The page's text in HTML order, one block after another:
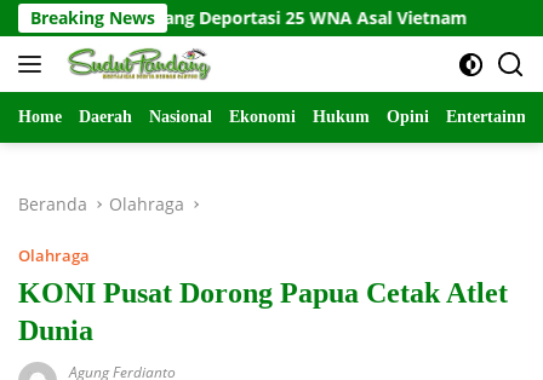
Langsung
ke
konten
Breaking News
Deportasi 25 WNA Asal Vietnam Kecelakaan
Home Daerah Nasional Ekonomi Hukum Opini
Beranda Olahraga
Olahraga
KONI Pusat Dorong Papua Cetak Atlet
Dunia
Agung Ferdianto